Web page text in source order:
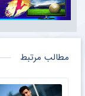
مطالب مرتبط